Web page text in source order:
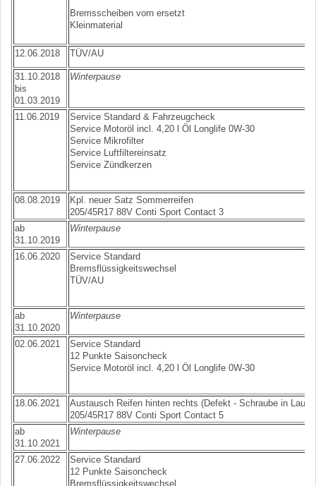
Bremsscheiben vorn ersetzt
Kleinmaterial
12.06.2018 TÜV/AU
31.10.2018
bis
01.03.2019
Winterpause
11.06.2019
Service Standard & Fahrzeugcheck
Service Motoröl incl. 4,20 l Öl Longlife 0W-30
Service Mikrofilter
Service Luftfiltereinsatz
Service Zündkerzen
08.08.2019
Kpl. neuer Satz Sommerreifen
205/45R17 88V Conti Sport Contact 3
ab
31.10.2019
Winterpause
16.06.2020
Service Standard
Bremsflüssigkeitswechsel
TÜV/AU
ab
31.10.2020
Winterpause
02.06.2021
Service Standard
12 Punkte Saisoncheck
Service Motoröl incl. 4,20 l Öl Longlife 0W-30
18.06.2021
Austausch Reifen hinten rechts (Defekt - Schraube in
205/45R17 88V Conti Sport Contact 5
ab
31.10.2021
Winterpause
27.06.2022
Service Standard
12 Punkte Saisoncheck
Bremsflüssigkeitswechsel